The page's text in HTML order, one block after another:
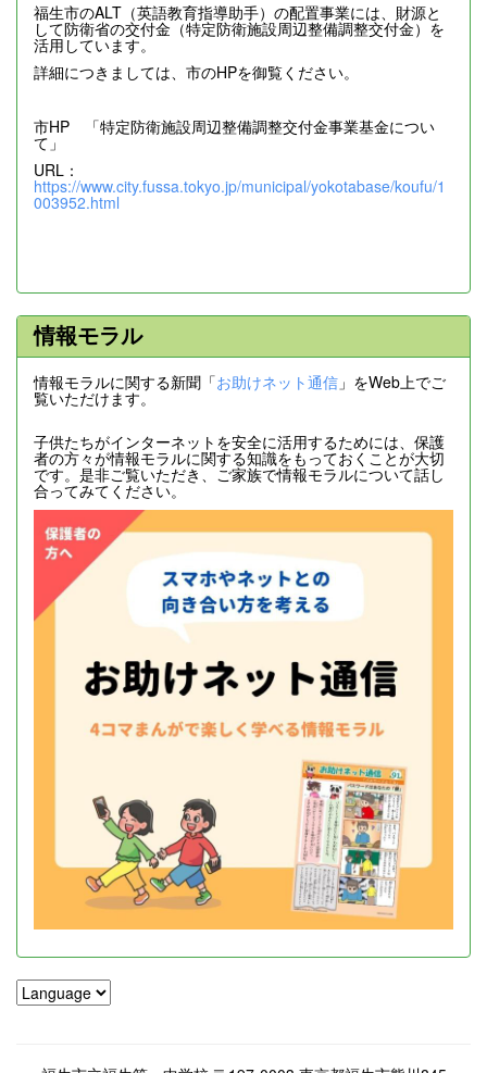
福生市のALT（英語教育指導助手）の配置事業には、財源と
して防衛省の交付金（特定防衛施設周辺整備調整交付金）を
活用しています。
詳細につきましては、市のHPを御覧ください。
市HP 「特定防衛施設周辺整備調整交付金事業基金につい
て」
URL：
https://www.city.fussa.tokyo.jp/municipal/yokotabase/koufu/1
003952.html
情報モラル
情報モラルに関する新聞「お助けネット通信 」をWeb上でご
覧いただけます。
子供たちがインターネットを安全に活用するためには、保護
者の方々が情報モラルに関する知識をもっておくことが大切
です。是非ご覧いただき、ご家族で情報モラルについて話し
合ってみてください。